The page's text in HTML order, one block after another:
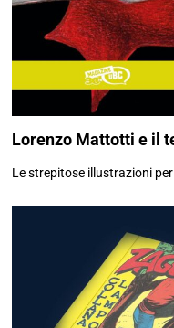
Lorenzo Mattotti e il
Le strepitose illustrazioni